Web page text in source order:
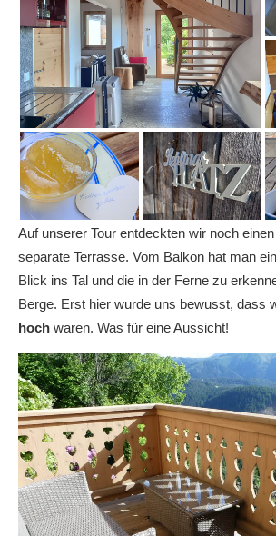
Auf unserer Tour entdeckten wir noch
separate Terrasse. Vom Balkon hat man
Blick ins Tal und die in der Ferne zu
Berge. Erst hier wurde uns bewusst, dass
hoch waren. Was für eine Aussicht!